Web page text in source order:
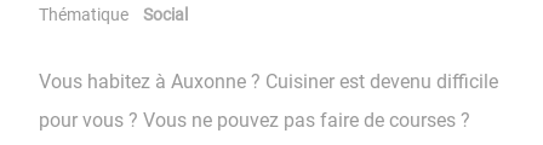
Thématique Social
Vous habitez à Auxonne ? Cuisiner est devenu difficile
pour vous ? Vous ne pouvez pas faire de courses ?